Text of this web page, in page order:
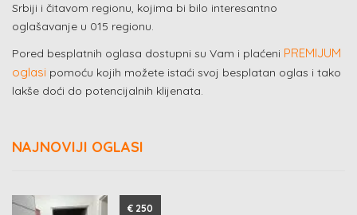
Srbiji i čitavom regionu, kojima bi bilo interesantno
oglašavanje u 015 regionu.
Pored besplatnih oglasa dostupni su Vam i plaćeni PREMIJUM
oglasi pomoću kojih možete istaći svoj besplatan oglas i tako
lakše doći do potencijalnih klijenata.
NAJNOVIJI OGLASI
€ 250